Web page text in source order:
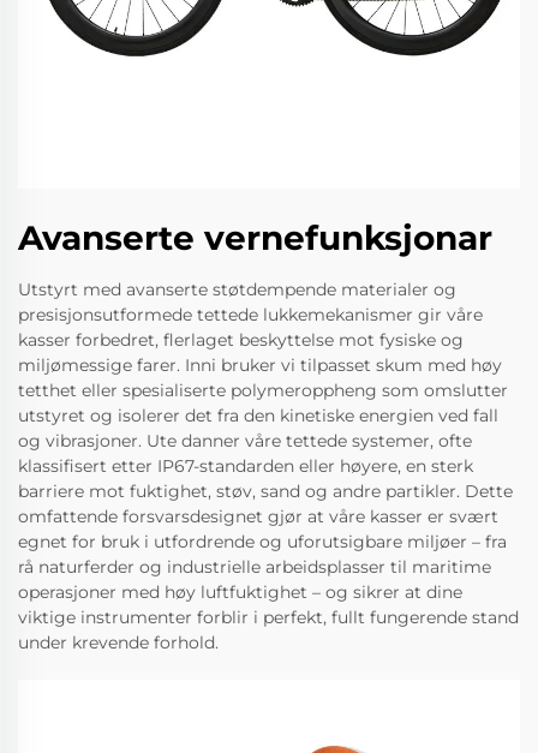
Avanserte vernefunksjonar
Utstyrt med avanserte støtdempende materialer og
presisjonsutformede tettede lukkemekanismer gir våre
kasser forbedret, flerlaget beskyttelse mot fysiske og
miljømessige farer. Inni bruker vi tilpasset skum med høy
tetthet eller spesialiserte polymeroppheng som omslutter
utstyret og isolerer det fra den kinetiske energien ved fall
og vibrasjoner. Ute danner våre tettede systemer, ofte
klassifisert etter IP67-standarden eller høyere, en sterk
barriere mot fuktighet, støv, sand og andre partikler. Dette
omfattende forsvarsdesignet gjør at våre kasser er svært
egnet for bruk i utfordrende og uforutsigbare miljøer – fra
rå naturferder og industrielle arbeidsplasser til maritime
operasjoner med høy luftfuktighet – og sikrer at dine
viktige instrumenter forblir i perfekt, fullt fungerende stand
under krevende forhold.